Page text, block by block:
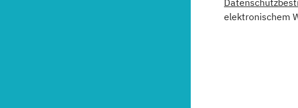
elektronischem